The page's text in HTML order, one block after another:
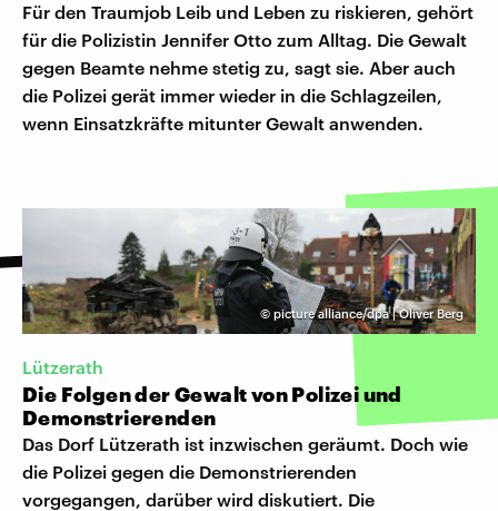
Für den Traumjob Leib und Leben zu riskieren, gehört
für die Polizistin Jennifer Otto zum Alltag. Die Gewalt
gegen Beamte nehme stetig zu, sagt sie. Aber auch
die Polizei gerät immer wieder in die Schlagzeilen,
wenn Einsatzkräfte mitunter Gewalt anwenden.
© picture alliance/dpa | Oliver Berg
Lützerath
Die Folgen der Gewalt von Polizei und
Demonstrierenden
Das Dorf Lützerath ist inzwischen geräumt. Doch wie
die Polizei gegen die Demonstrierenden
vorgegangen, darüber wird diskutiert. Die